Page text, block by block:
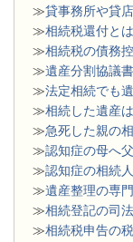
≫貸事務所や貸
≫相続税還付とは
≫相続税の債務
≫遺産分割協議
≫法定相続でも
≫相続した遺産
≫急死した親の
≫認知症の母へ
≫認知症の相続
≫遺産整理の専
≫相続登記の司
≫相続税申告の